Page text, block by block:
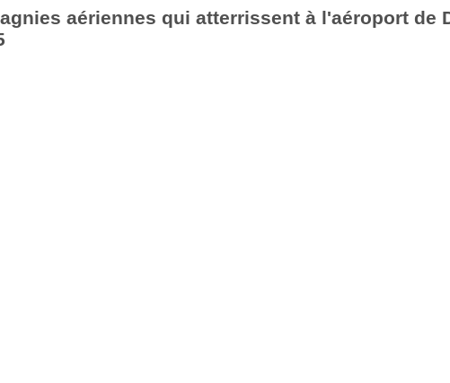
aériennes qui atterrissent à l'aéroport de